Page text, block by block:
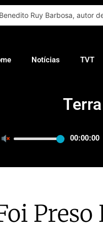
Ruy Barbosa, autor
Notícias TVT